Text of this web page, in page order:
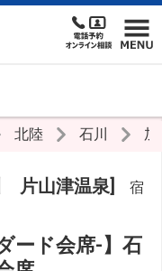
北陸 石川
片山津温泉]
宿
ード会席-】石